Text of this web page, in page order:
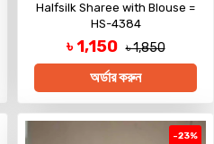
Halfsilk Sharee with Blouse =
HS-4384
৳ 1,150 ৳ 1,850
অর্ডার করুন
-23%